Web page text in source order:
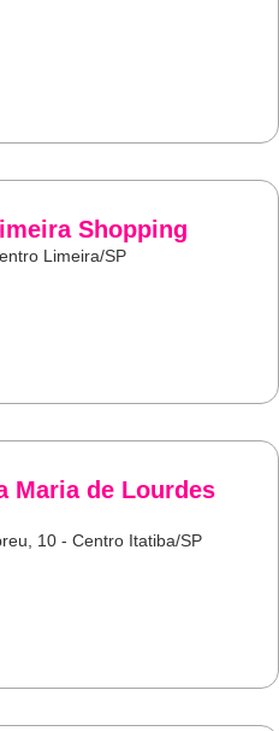
Shopping
Limeira/SP
Maria de Lourdes
10 - Centro Itatiba/SP